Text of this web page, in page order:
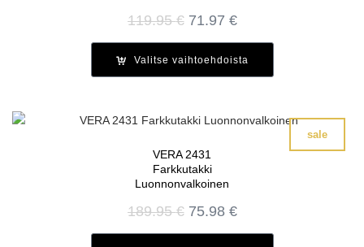
119.95€ Alkuperäinen
oli:
71.97 €Nykyinen
on:
Valitse vaihtoehdoista
sale
VERA 2431
Farkkutakki
Luonnonvalkoinen
189.95€ Alkuperäinen
75.98 €Nykyinen